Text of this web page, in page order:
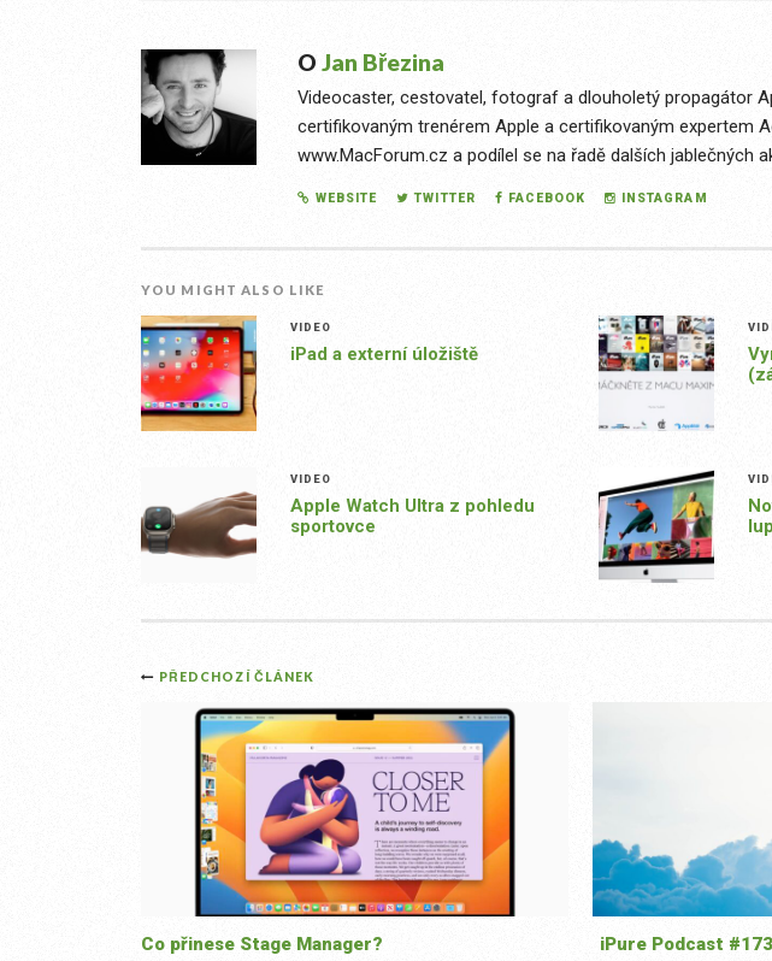
O Jan Březina
Videocaster, cestovatel, fotograf a dlouholetý propagátor
certifikovaným trenérem Apple a certifikovaným expertem
www.MacForum.cz a podílel se na řadě dalších jablečných
WEBSITE TWITTER FACEBOOK INSTAGRAM
YOU MIGHT ALSO LIKE
VIDEO
iPad a externí úložiště
VIDEO
Apple Watch Ultra z pohledu
sportovce
Post
navigation
iPure Podcast
PŘEDCHOZÍ ČLÁNEK
Co přinese Stage Manager?